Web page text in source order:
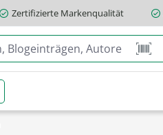
Zertifizierte Markenqualität